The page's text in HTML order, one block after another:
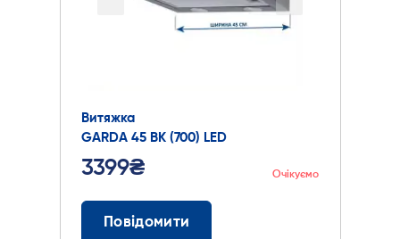
Витяжка
GARDA 45 BK (700) LED
3399₴ Очікуємо
Повідомити